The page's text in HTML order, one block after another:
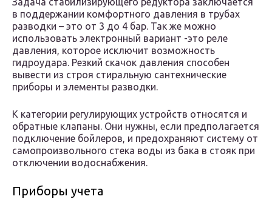
в поддержании комфортного давления в трубах
разводки – это от 3 до 4 бар. Так же можно
использовать электронный вариант -это реле
давления, которое исключит возможность
гидроудара. Резкий скачок давления способен
вывести из строя стиральную сантехнические
приборы и элементы разводки.
К категории регулирующих устройств относятся и
обратные клапаны. Они нужны, если предполагается
подключение бойлеров, и предохраняют систему от
самопроизвольного стека воды из бака в стояк при
отключении водоснабжения.
Приборы учета